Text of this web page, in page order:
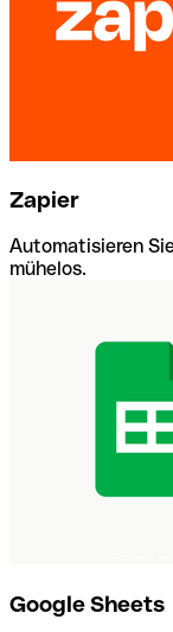
Zapier
Automatisieren
mühelos.
Google Sheets